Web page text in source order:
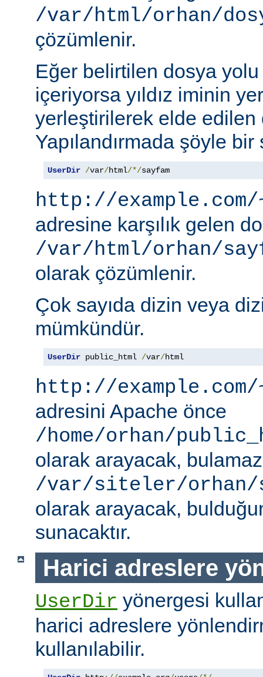
/var/html/orhan/
çözümlenir.
Eğer belirtilen dosya yolu
içeriyorsa yıldız iminin
yerleştirilerek elde edilen
Yapılandırmada şöyle bir
UserDir /var/html/*/sayfam
http://example.com/
adresine karşılık gelen
/var/html/orhan/
olarak çözümlenir.
Çok sayıda dizin veya
mümkündür.
UserDir public_html /var/html
http://example.com/
adresini Apache önce
/home/orhan/
olarak arayacak,
/var/siteler/orhan/
olarak arayacak,
sunacaktır.
Harici adreslere
UserDir yönergesi
harici adreslere
kullanılabilir.